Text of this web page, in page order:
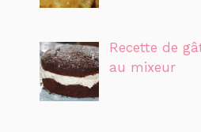
Recette de
au mixeur